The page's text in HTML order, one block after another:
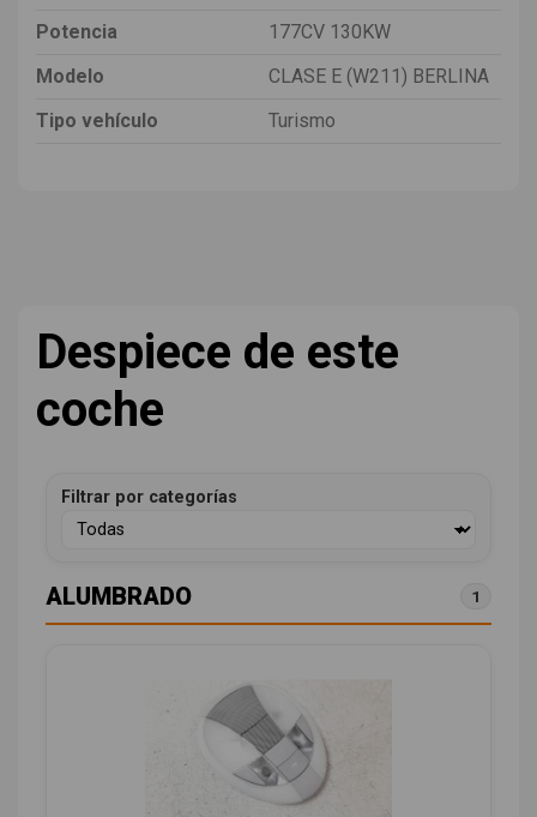
Potencia
177CV 130KW
Modelo
CLASE E (W211) BERLINA
Tipo vehículo
Turismo
Despiece de este
coche
Filtrar por categorías
ALUMBRADO 1